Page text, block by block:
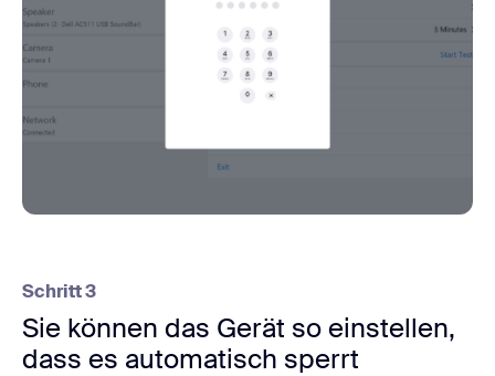
Schritt 3
Sie können das Gerät so einstellen,
dass es automatisch sperrt